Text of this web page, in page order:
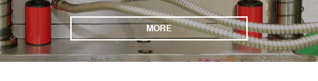
MORE